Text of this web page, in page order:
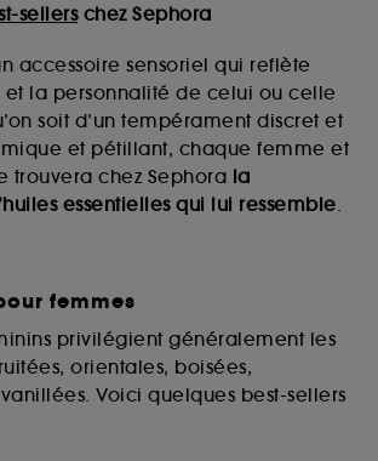
sellerschez Sephora
accessoire sensoriel qui reflète
et la personnalité de celui ou celle
soit d’un tempérament discret et
et pétillant, chaque femme et
trouvera chez Sephora la
essentielles qui lui ressemble.
femmes
privilégient généralement les
orientales, boisées,
Voici quelques best-sellers